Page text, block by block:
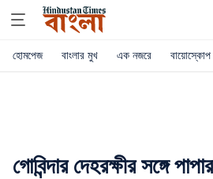
হোমপেজ বাংলার মুখ এক নজরে বায়োস্কোপ
গোবিন্দার দেহরক্ষীর সঙ্গে